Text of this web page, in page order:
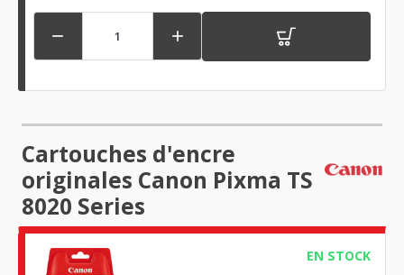
 
Cartouches d'encre
originales Canon Pixma TS
8020 Series
EN STOCK